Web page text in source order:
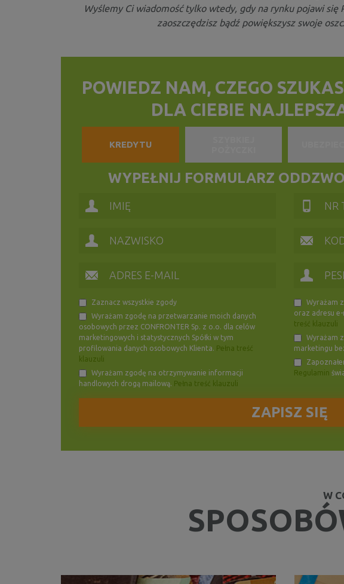
Wyślemy Ci wiadomość tylko wtedy, gdy na rynku pojawi się
zaoszczędzisz bądź powiększysz swoje
POWIEDZ NAM, CZEGO
DLA CIEBIE
KREDYTU
WYPEŁNIJ FORMULARZ
Zaznacz wszystkie zgody
Wyrażam zgodę na przetwarzanie moich danych
osobowych przez CONFRONTER Sp. z o.o. dla celów
marketingowych i statystycznych Spółki w tym
profilowania danych osobowych Klienta. Pełna treść
klauzuli
Wyrażam zgodę na otrzymywanie informacji
handlowych drogą mailową. Pełna treść klauzuli
Wyrażam
oraz adresu
treść klauzuli
Wyrażam
marketingu
Regulamin
W